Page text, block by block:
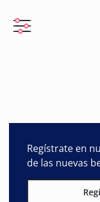
Regístrate en
de las nuevas